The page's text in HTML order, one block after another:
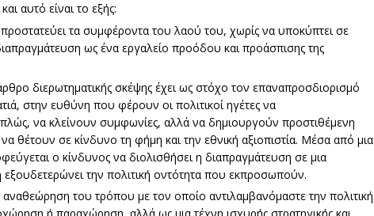
αυτό είναι το εξής:
τα συμφέροντα του λαού του, χωρίς να υποκύπτει σε
διαπραγμάτευση ως ένα εργαλείο προόδου και προάσπισης της
διερωτηματικής σκέψης έχει ως στόχο τον επαναπροσδιορισμό
στην ευθύνη που φέρουν οι πολιτικοί ηγέτες να
να κλείνουν συμφωνίες, αλλά να δημιουργούν προστιθέμενη
να θέτουν σε κίνδυνο τη φήμη και την εθνική αξιοπιστία. Μέσα από μια
ο κίνδυνος να διολισθήσει η διαπραγμάτευση σε μια
εξουδετερώνει την πολιτική οντότητα που εκπροσωπούν.
του τρόπου με τον οποίο αντιλαμβανόμαστε την πολιτική